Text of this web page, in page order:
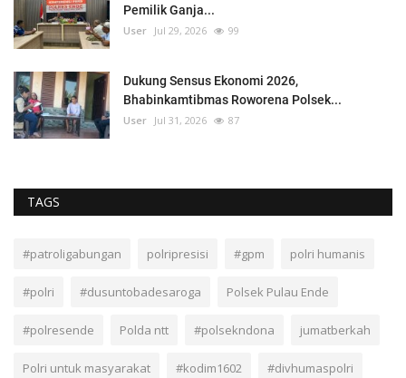
Pemilik Ganja...
User Jul 29, 2026 99
Dukung Sensus Ekonomi 2026,
Bhabinkamtibmas Roworena Polsek...
User Jul 31, 2026 87
TAGS
#patroligabungan polripresisi #gpm polri humanis
#polri #dusuntobadesaroga Polsek Pulau Ende
#polresende Polda ntt #polsekndona jumatberkah
Polri untuk masyarakat #kodim1602 #divhumaspolri